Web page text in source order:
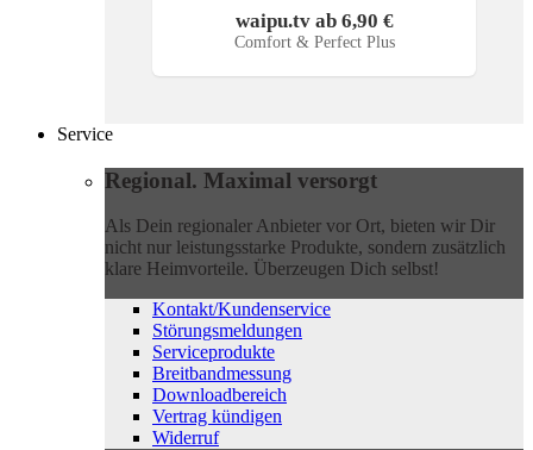
waipu.tv ab 6,90 €
Comfort & Perfect Plus
Service
Regional. Maximal versorgt
Als Dein regionaler Anbieter vor Ort, bieten wir Dir
nicht nur leistungsstarke Produkte, sondern zusätzlich
klare Heimvorteile. Überzeugen Dich selbst!
Kontakt/Kundenservice
Störungsmeldungen
Serviceprodukte
Breitbandmessung
Downloadbereich
Vertrag kündigen
Widerruf